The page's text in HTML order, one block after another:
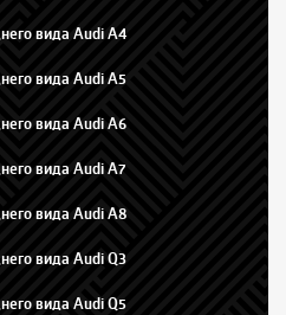
вида Audi A4
вида Audi A5
вида Audi A6
вида Audi A7
вида Audi A8
вида Audi Q3
вида Audi Q5